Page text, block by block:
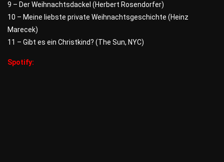
9 – Der Weihnachtsdackel (Herbert Rosendorfer)
10 – Meine liebste private Weihnachtsgeschichte (Heinz
Marecek)
11 – Gibt es ein Christkind? (The Sun, NYC)
Spotify: